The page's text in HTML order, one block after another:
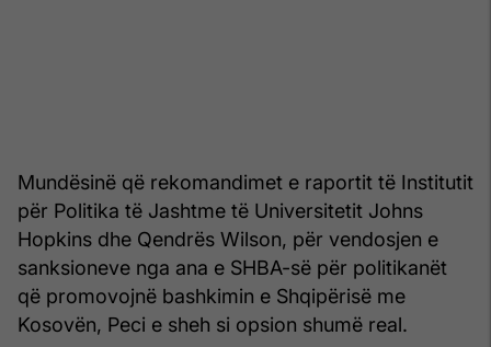
Mundësinë që rekomandimet e raportit të Institutit
për Politika të Jashtme të Universitetit Johns
Hopkins dhe Qendrës Wilson, për vendosjen e
sanksioneve nga ana e SHBA-së për politikanët
që promovojnë bashkimin e Shqipërisë me
Kosovën, Peci e sheh si opsion shumë real.